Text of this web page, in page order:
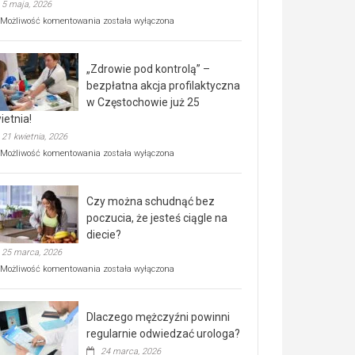
5 maja, 2026
Możliwość komentowania Rusza
rehabilitacji
dla
seniorów!
została wyłączona
„Zdrowie pod kontrolą” –
bezpłatna akcja profilaktyczna
w Częstochowie już 25
21 kwietnia, 2026
Możliwość komentowania „Zdrowie
bezpłatna
akcja
profilaktyczna
w
już
kwietnia!
została wyłączona
Czy można schudnąć bez
poczucia, że jesteś ciągle na
diecie?
25 marca, 2026
Możliwość komentowania Czy
poczucia,
że
została wyłączona
Dlaczego mężczyźni powinni
regularnie odwiedzać urologa?
24 marca, 2026